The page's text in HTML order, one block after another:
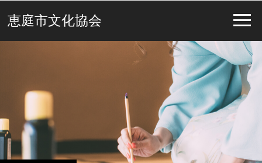
恵庭市文化協会